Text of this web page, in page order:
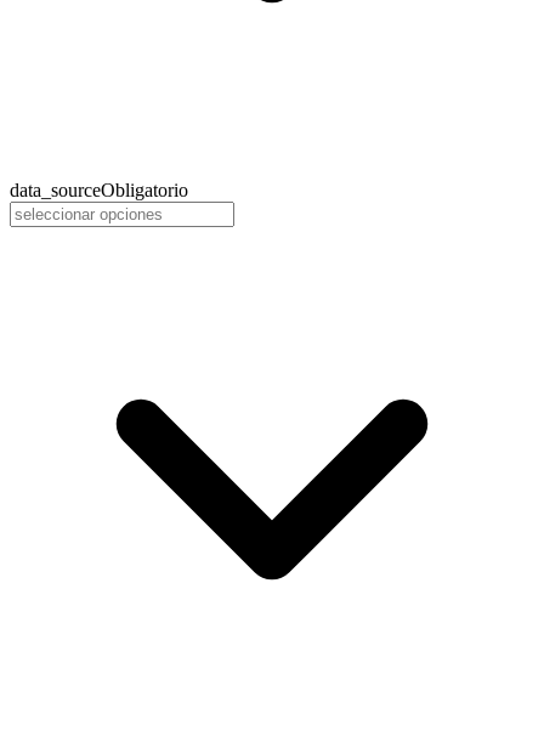
data_sourceObligatorio